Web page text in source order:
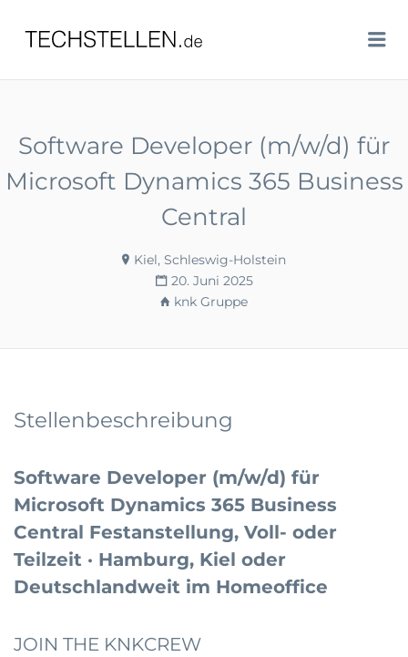
TECHSTELLEN.DE
Software Developer (m/w/d) für
Microsoft Dynamics 365 Business
Central
Kiel, Schleswig-Holstein
20. Juni 2025
knk Gruppe
Stellenbeschreibung
Software Developer (m/w/d) für
Microsoft Dynamics 365 Business
Central Festanstellung, Voll- oder
Teilzeit · Hamburg, Kiel oder
Deutschlandweit im Homeoffice
JOIN THE KNKCREW